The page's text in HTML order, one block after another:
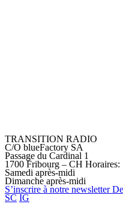
TRANSITION RADIO
C/O blueFactory SA
Passage du Cardinal 1
1700 Fribourg – CH Horaires:
Samedi après-midi
Dimanche après-midi
S’inscrire à notre newsletter
SC IG